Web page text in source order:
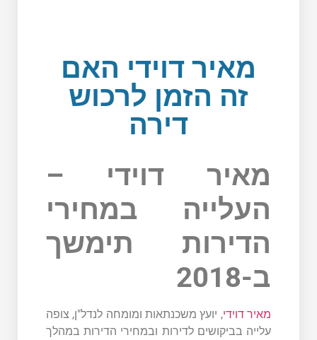
מאיר דוידי האם
זה הזמן לרכוש
דירה
מאיר דוידי –
העלייה במחירי
הדירות תימשך
ב-2018
מאיר דוידי, יועץ משכנתאות ומומחה לנדל"ן, צופה
עלייה בביקושים לדירות ובמחירי הדירות במהלך